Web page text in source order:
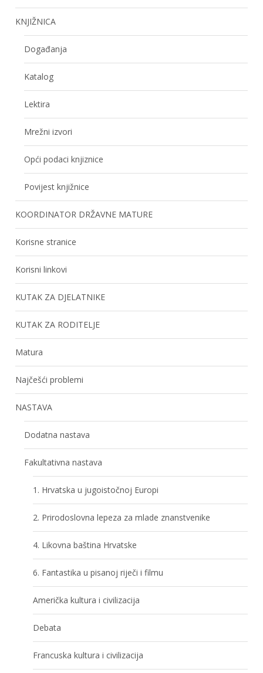
KNJIŽNICA
Događanja
Katalog
Lektira
Mrežni izvori
Opći podaci knjiznice
Povijest knjižnice
KOORDINATOR DRŽAVNE MATURE
Korisne stranice
Korisni linkovi
KUTAK ZA DJELATNIKE
KUTAK ZA RODITELJE
Matura
Najčešći problemi
NASTAVA
Dodatna nastava
Fakultativna nastava
1. Hrvatska u jugoistočnoj Europi
2. Prirodoslovna lepeza za mlade znanstvenike
4. Likovna baština Hrvatske
6. Fantastika u pisanoj riječi i filmu
Američka kultura i civilizacija
Debata
Francuska kultura i civilizacija